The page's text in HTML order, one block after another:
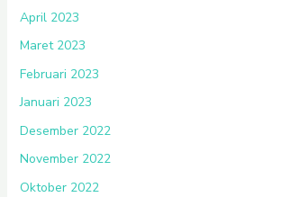
April 2023
Maret 2023
Februari 2023
Januari 2023
Desember 2022
November 2022
Oktober 2022